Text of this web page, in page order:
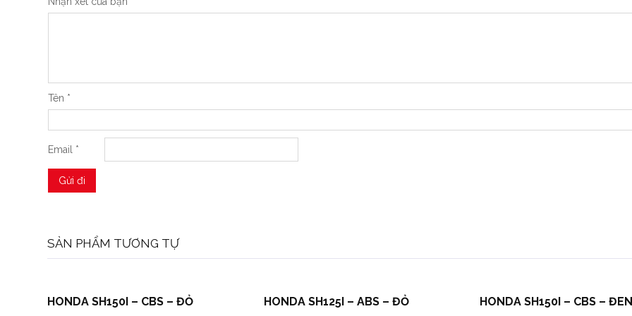
Tên *
Email *
SẢN PHẨM TƯƠNG TỰ
HONDA SH150I – CBS – ĐỎ HONDA SH125I – ABS – ĐỎ HONDA SH150I – CBS –